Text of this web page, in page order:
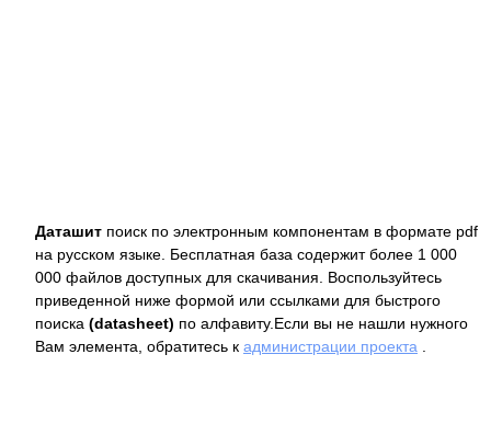
Даташит поиск по электронным компонентам в формате pdf
на русском языке. Бесплатная база содержит более 1 000
000 файлов доступных для скачивания. Воспользуйтесь
приведенной ниже формой или ссылками для быстрого
поиска (datasheet) по алфавиту.Если вы не нашли нужного
Вам элемента, обратитесь к администрации проекта